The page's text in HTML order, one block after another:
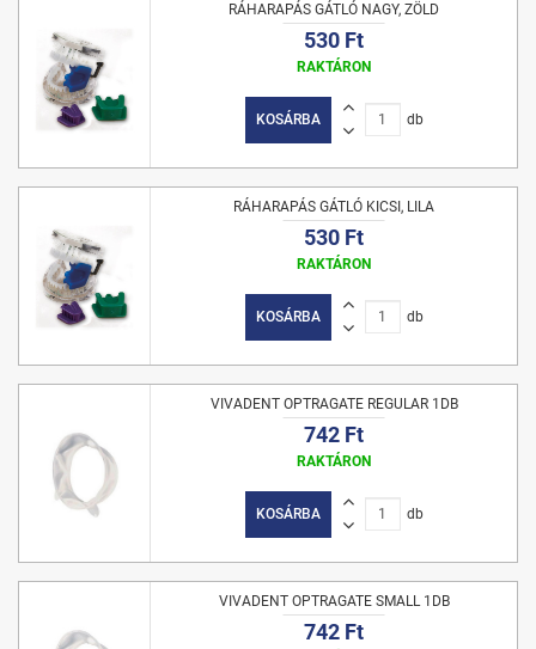
RÁHARAPÁS GÁTLÓ NAGY, ZÖLD
530 Ft
RAKTÁRON
KOSÁRBA db
RÁHARAPÁS GÁTLÓ KICSI, LILA
530 Ft
RAKTÁRON
KOSÁRBA db
VIVADENT OPTRAGATE REGULAR 1DB
742 Ft
RAKTÁRON
KOSÁRBA db
VIVADENT OPTRAGATE SMALL 1DB
742 Ft